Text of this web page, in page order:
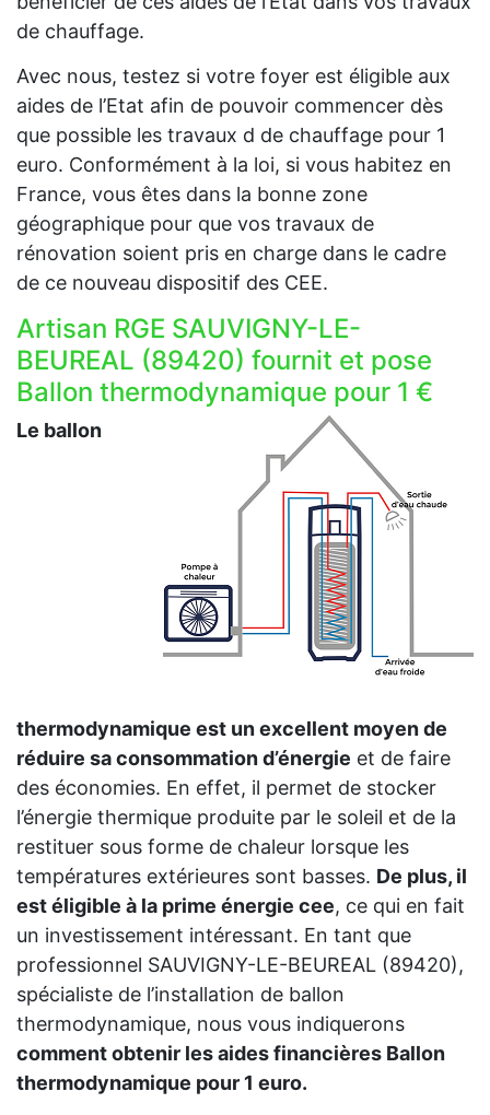
de chauffage.
Avec nous, testez si votre foyer est éligible aux
aides de l’Etat afin de pouvoir commencer dès
que possible les travaux d de chauffage pour 1
euro. Conformément à la loi, si vous habitez en
France, vous êtes dans la bonne zone
géographique pour que vos travaux de
rénovation soient pris en charge dans le cadre
de ce nouveau dispositif des CEE.
Artisan RGE SAUVIGNY-LE-
BEUREAL (89420) fournit et pose
Ballon thermodynamique pour 1 €
Le ballon
thermodynamique est un excellent moyen de
réduire sa consommation d’énergie et de faire
des économies. En effet, il permet de stocker
l’énergie thermique produite par le soleil et de la
restituer sous forme de chaleur lorsque les
températures extérieures sont basses. De plus, il
est éligible à la prime énergie cee, ce qui en fait
un investissement intéressant. En tant que
professionnel SAUVIGNY-LE-BEUREAL (89420),
spécialiste de l’installation de ballon
thermodynamique, nous vous indiquerons
comment obtenir les aides financières Ballon
thermodynamique pour 1 euro.